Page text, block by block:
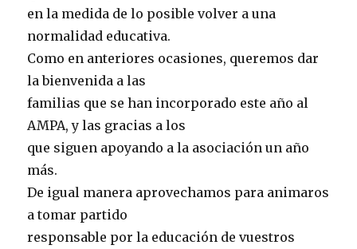
en la medida de lo posible volver a una
normalidad educativa.
Como en anteriores ocasiones, queremos dar
la bienvenida a las
familias que se han incorporado este año al
AMPA, y las gracias a los
que siguen apoyando a la asociación un año
más.
De igual manera aprovechamos para animaros
a tomar partido
responsable por la educación de vuestros